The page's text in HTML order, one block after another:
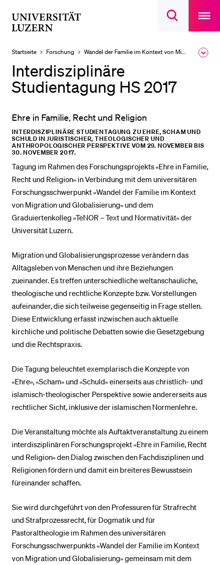
Suchdialog
main
Startseite Forschung Wandel der Familie im Kontext von Migration und Globalisierung, 2016–2022
Interdisziplinäre
Studientagung HS 2017
Ehre in Familie, Recht und Religion
INTERDISZIPLINÄRE STUDIENTAGUNG ZU EHRE, SCHAM UND
SCHULD IN JURISTISCHER, THEOLOGISCHER UND
ANTHROPOLOGISCHER PERSPEKTIVE VOM 29. NOVEMBER BIS
30. NOVEMBER 2017.
Tagung im Rahmen des Forschungsprojekts «Ehre in Familie,
Recht und Religion» in Verbindung mit dem universitären
Forschungsschwerpunkt «Wandel der Familie im Kontext
von Migration und Globalisierung» und dem
Graduiertenkolleg «TeNOR – Text und Normativität» der
Universität Luzern.
Migration und Globalisierungsprozesse verändern das
Alltagsleben von Menschen und ihre Beziehungen
zueinander. Es treffen unterschiedliche weltanschauliche,
theologische und rechtliche Konzepte bzw. Vorstellungen
aufeinander, die sich teilweise gegenseitig in Frage stellen.
Diese Entwicklung erfasst inzwischen auch aktuelle
kirchliche und politische Debatten sowie die Gesetzgebung
und die Rechtspraxis.
Die Tagung beleuchtet exemplarisch die Konzepte von
«Ehre», «Scham» und «Schuld» einerseits aus christlich- und
islamisch-theologischer Perspektive sowie andererseits aus
rechtlicher Sicht, inklusive der islamischen Normenlehre.
Die Veranstaltung möchte als Auftaktveranstaltung zu einem
interdisziplinären Forschungsprojekt «Ehre in Familie, Recht
und Religion» den Dialog zwischen den Fachdisziplinen und
Religionen fördern und damit ein breiteres Bewusstsein
füreinander schaffen.
Sie wird durchgeführt von den Professuren für Strafrecht
und Strafprozessrecht, für Dogmatik und für
Pastoraltheologie im Rahmen des universitären
Forschungsschwerpunkts «Wandel der Familie im Kontext
von Migration und Globalisierung» gemeinsam mit dem
LETZTE SUCHEN
DIE UNI FÜR…
Schulklassen und Lehrpersonen
Studierende
Forschende
Mitarbeitende
Alumni
Stellensuchende
Förderer
Medien
Vorlesungsverzeichnis
Bibliothek
Sportangebot
Menuplan Mensa
Anmeldung und Zulassung